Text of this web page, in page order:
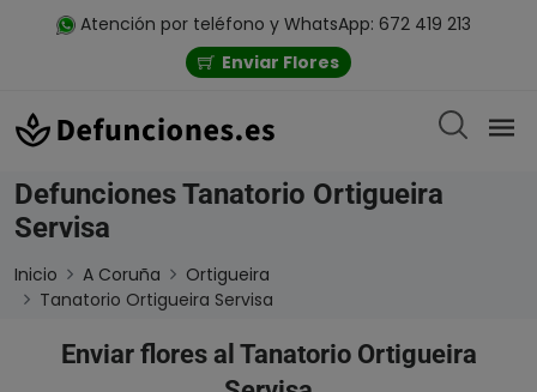
Atención por teléfono y WhatsApp: 672 419 213
Enviar Flores
Defunciones Tanatorio Ortigueira
Servisa
Inicio A Coruña
Ortigueira
Tanatorio Ortigueira Servisa
Enviar flores al Tanatorio Ortigueira